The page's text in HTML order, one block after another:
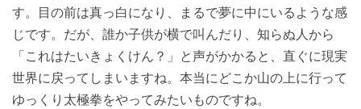
す。目の前は真っ白になり、まるで夢に中にいるような感
じです。だが、誰か子供が横で叫んだり、知らぬ人から
「これはたいきょくけん？」と声がかかると、直ぐに現実
世界に戻ってしまいますね。本当にどこか山の上に行って
ゆっくり太極拳をやってみたいものですね。